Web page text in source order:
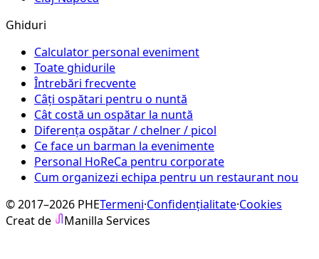
Ghiduri
Calculator personal eveniment
Toate ghidurile
Întrebări frecvente
Câți ospătari pentru o nuntă
Cât costă un ospătar la nuntă
Diferența ospătar / chelner / picol
Ce face un barman la evenimente
Personal HoReCa pentru corporate
Cum organizezi echipa pentru un restaurant nou
© 2017–2026 PHETermeni·Confidențialitate·Cookies
Creat de
Manilla Services